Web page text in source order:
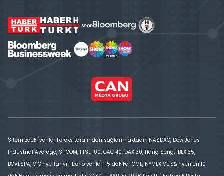
Sitemizdeki veriler Foreks tarafından sağlanmaktadır. NASDAQ, Dow Jones
Industrial Average, SHCOM, FTSE 100, CAC 40, DAX 30, Hang Seng, IBEX 35,
BOVESPA, VİOP ve Tahvil-bono verileri 15 dakika; CME, NYMEX VE S&P verileri 10